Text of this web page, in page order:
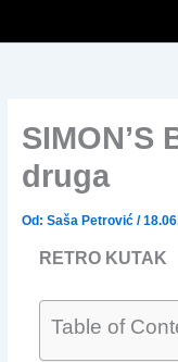
SIMON’S
druga
Od: Saša Petrović /
RETRO KUTAK
Table of